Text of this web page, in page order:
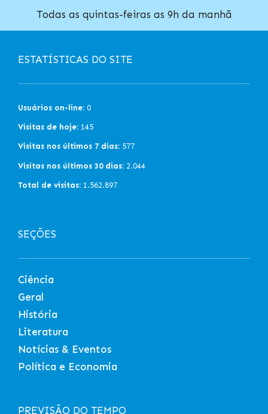
Todas as quintas-feiras as 9h da manhã
ESTATÍSTICAS DO SITE
Usuários on-line: 0
Visitas de hoje: 145
Visitas nos últimos 7 dias: 577
Visitas nos últimos 30 dias: 2.044
Total de visitas: 1.562.897
SEÇÕES
Ciência
Geral
História
Literatura
Notícias & Eventos
Política e Economia
PREVISÃO DO TEMPO